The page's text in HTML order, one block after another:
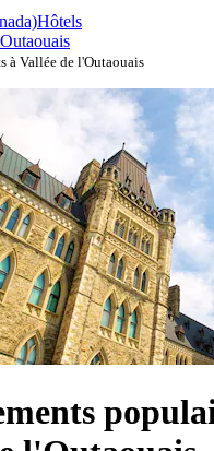
Hôtels
à Vallée de l'Outaouais